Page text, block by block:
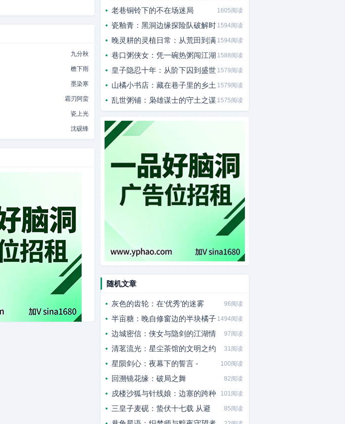
九分秋
檐下雨
墨染寒
霜刃阿蛮
瓷上光
沈砚锋
老巷铜铃下的不在场迷局 1605阅读
瓷釉青：黑洞边缘探险队破解时 1594阅读
晚灵耕的灵植日常：从荒田到满 1594阅读
巷口粥侠女：凭一碗热粥闯江湖 1588阅读
皇子隐忍十年：从阶下囚到盛世 1579阅读
山橘小书店：藏在巷子里的乡土 1579阅读
乱世粥铺：枭雄谋士的守土之谋 1575阅读
随机文章
灰色的齿轮：在‘优秀’的迷雾 96阅读
半亩糖：晚自修窗边的半块橘子 1494阅读
边城密信：侠女与隐剑的江湖情 97阅读
清茗流光：星尘茶馆的文明之约 31阅读
星陨剑心：夜幕下的誓言 - 100阅读
回溯镜花缘：破局之舞 82阅读
戍楼沙狐与针线娘：边塞的跨种 101阅读
三皇子麦砚：蛰伏十七载 从避 85阅读